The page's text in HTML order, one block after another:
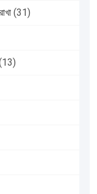
(31)